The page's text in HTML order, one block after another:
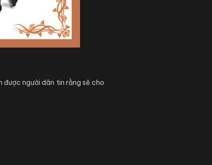
được người dân tin rằng sẽ cho